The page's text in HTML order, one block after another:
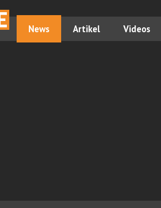
News Artikel Videos